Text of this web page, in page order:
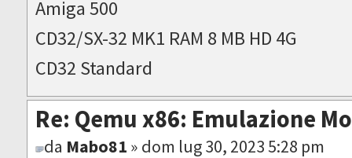
Amiga 500
CD32/SX-32 MK1 RAM 8 MB HD 4G
CD32 Standard
Re: Qemu x86: Emulazione
da Mabo81 » dom lug 30, 2023 5:28 pm